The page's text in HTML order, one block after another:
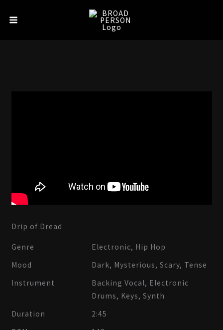
Menu
Drip of Dread
Genre
Electronic, Hip Hop
Mood
Dark, Mysterious, Scary, Tense
Instrument
Backing Vocal, Electronic
Drums, Keys, Synth
Duration
2:45